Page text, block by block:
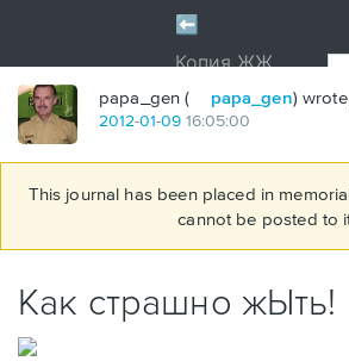
papa_gen ( papa_gen)
2012-01-09 16:05:00
This journal has been placed in
cannot be posted to
Как страшно жЫть!